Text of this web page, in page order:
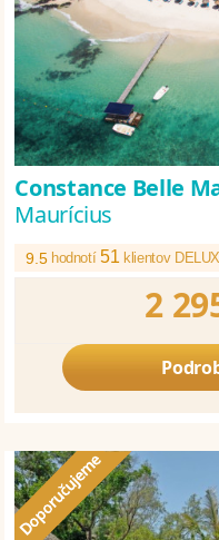
Constance Belle
Maurícius
9.5 hodnotí51klientov
2